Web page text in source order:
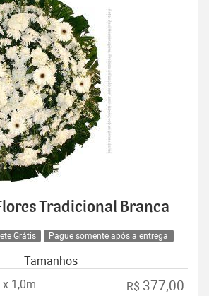
Tradicional Branca
Grátis Pague somente após a entrega
Tamanhos
1,0m
R$ 377,00